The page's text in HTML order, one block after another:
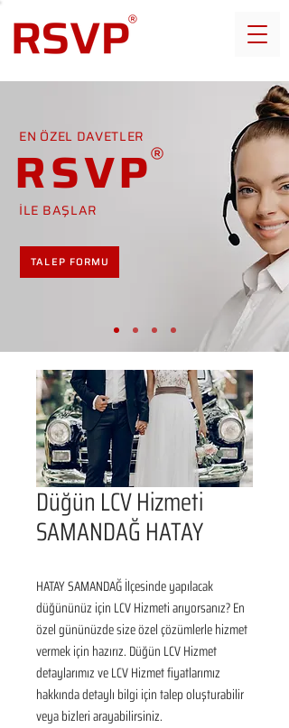
EN ÖZEL DAVETLER
RSVP
İLE BAŞLAR
TALEP FORMU
Düğün LCV Hizmeti
SAMANDAĞ HATAY
HATAY SAMANDAĞ İlçesinde yapılacak
düğününüz için LCV Hizmeti arıyorsanız? En
özel gününüzde size özel çözümlerle hizmet
vermek için hazırız. Düğün LCV Hizmet
detaylarımız ve LCV Hizmet fiyatlarımız
hakkında detaylı bilgi için talep oluşturabilir
veya bizleri arayabilirsiniz.